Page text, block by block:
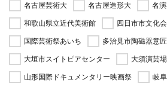
名古屋芸術大
名古屋造形大
名
和歌山県立近代美術館
四日市市文化
国際芸術祭あいち
多治見市陶磁器意
大垣市スイトピアセンター
大須演芸場
山形国際ドキュメンタリー映画祭
岐